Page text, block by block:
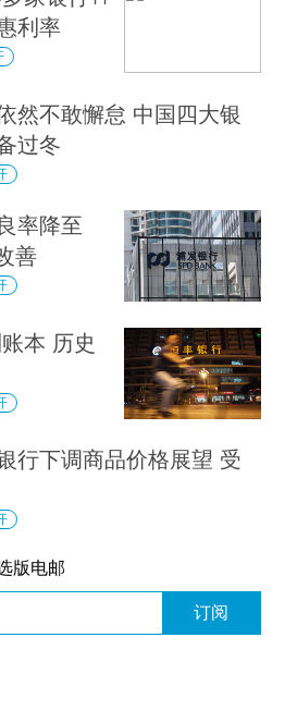
利率
然不敢懈怠 中国四大银
过冬
率降至
善
本 历史
行下调商品价格展望 受
版电邮
订阅